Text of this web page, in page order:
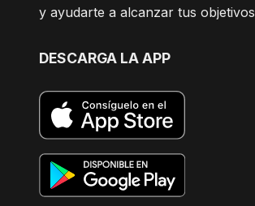
y ayudarte a alcanzar tus objetivos
DESCARGA LA APP